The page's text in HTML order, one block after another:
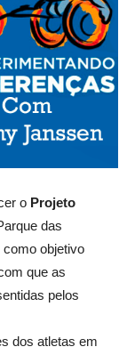
o Projeto
das
objetivo
que as
pelos
dos atletas em